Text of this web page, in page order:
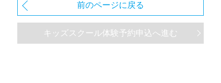
2) ご利用上の諸連絡や利用状況の確認のため
3) 運動プログラム（カウンセリングを含む）等、新商
品・サービスの立案・開発・実施のため
前のページに戻る
キッズスクール体験予約申込へ進む